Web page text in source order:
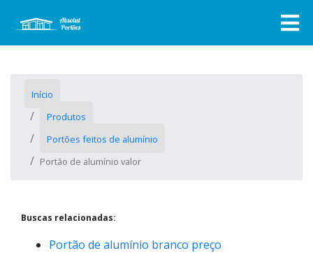
Início
Produtos
Portões feitos de alumínio
Portão de alumínio valor
Buscas relacionadas:
Portão de alumínio branco preço